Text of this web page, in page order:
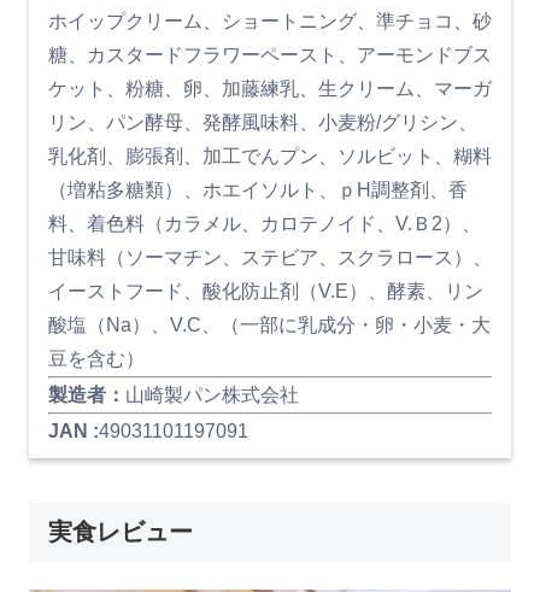
ホイップクリーム、ショートニング、準チョコ、砂
糖、カスタードフラワーペースト、アーモンドブス
ケット、粉糖、卵、加藤練乳、生クリーム、マーガ
リン、パン酵母、発酵風味料、小麦粉/グリシン、
乳化剤、膨張剤、加工でんプン、ソルビット、糊料
（増粘多糖類）、ホエイソルト、ｐH調整剤、香
料、着色料（カラメル、カロテノイド、V.Ｂ2）、
甘味料（ソーマチン、ステビア、スクラロース）、
イーストフード、酸化防止剤（V.E）、酵素、リン
酸塩（Na）、V.C、（一部に乳成分・卵・小麦・大
豆を含む）
製造者： 山崎製パン株式会社
JAN :49031101197091
実食レビュー